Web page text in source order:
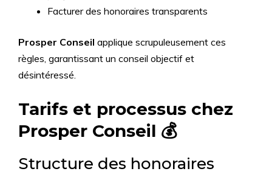
Facturer des honoraires transparents
Prosper Conseil applique scrupuleusement ces
règles, garantissant un conseil objectif et
désintéressé.
Tarifs et processus chez
Prosper Conseil 💰
Structure des honoraires